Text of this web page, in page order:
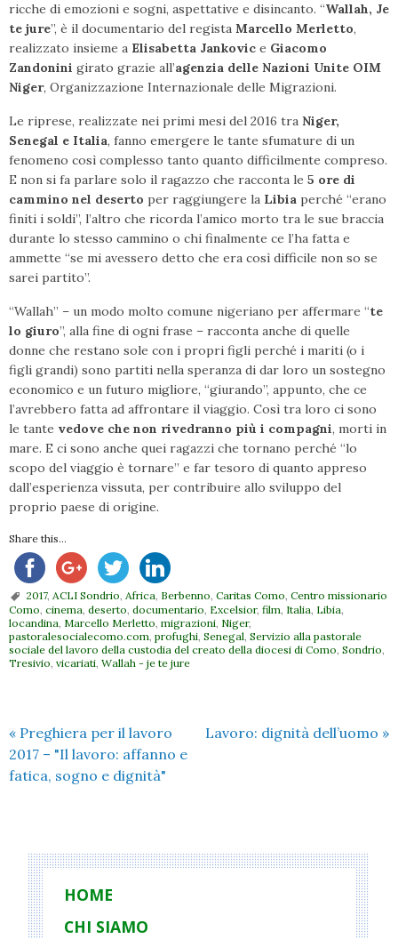
ricche di emozioni e sogni, aspettative e disincanto. “Wallah, Je
te jure”, è il documentario del regista Marcello Merletto,
realizzato insieme a Elisabetta Jankovic e Giacomo
Zandonini girato grazie all’agenzia delle Nazioni Unite OIM
Niger, Organizzazione Internazionale delle Migrazioni.
Le riprese, realizzate nei primi mesi del 2016 tra Niger,
Senegal e Italia, fanno emergere le tante sfumature di un
fenomeno così complesso tanto quanto difficilmente compreso.
E non si fa parlare solo il ragazzo che racconta le 5 ore di
cammino nel deserto per raggiungere la Libia perché “erano
finiti i soldi”, l’altro che ricorda l’amico morto tra le sue braccia
durante lo stesso cammino o chi finalmente ce l’ha fatta e
ammette “se mi avessero detto che era così difficile non so se
sarei partito”.
“Wallah” – un modo molto comune nigeriano per affermare “te
lo giuro”, alla fine di ogni frase – racconta anche di quelle
donne che restano sole con i propri figli perché i mariti (o i
figli grandi) sono partiti nella speranza di dar loro un sostegno
economico e un futuro migliore, “giurando”, appunto, che ce
l’avrebbero fatta ad affrontare il viaggio. Così tra loro ci sono
le tante vedove che non rivedranno più i compagni, morti in
mare. E ci sono anche quei ragazzi che tornano perché “lo
scopo del viaggio è tornare” e far tesoro di quanto appreso
dall’esperienza vissuta, per contribuire allo sviluppo del
proprio paese di origine.
Share this...
2017, ACLI Sondrio, Africa, Berbenno, Caritas Como, Centro missionario
Como, cinema, deserto, documentario, Excelsior, film, Italia, Libia,
locandina, Marcello Merletto, migrazioni, Niger,
pastoralesocialecomo.com, profughi, Senegal, Servizio alla pastorale
sociale del lavoro della custodia del creato della diocesi di Como, Sondrio,
Tresivio, vicariati, Wallah - je te jure
« Preghiera per il lavoro
2017 – "Il lavoro: affanno e
fatica, sogno e dignità"
Lavoro: dignità dell’uomo »
HOME
CHI SIAMO